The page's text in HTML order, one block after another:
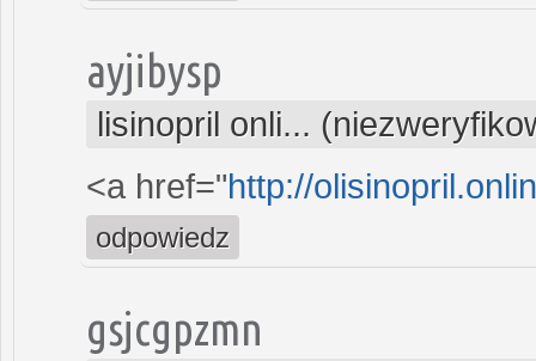
ayjibysp
lisinopril onli...
<a href="http://
odpowiedz
gsjcgpzmn